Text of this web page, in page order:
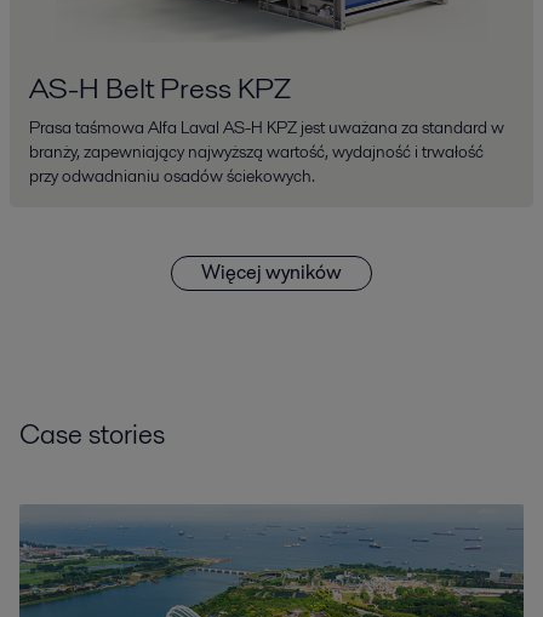
AS-H Belt Press KPZ
Prasa taśmowa Alfa Laval AS-H KPZ jest uważana za standard w
branży, zapewniający najwyższą wartość, wydajność i trwałość
przy odwadnianiu osadów ściekowych.
Więcej wyników
Case stories